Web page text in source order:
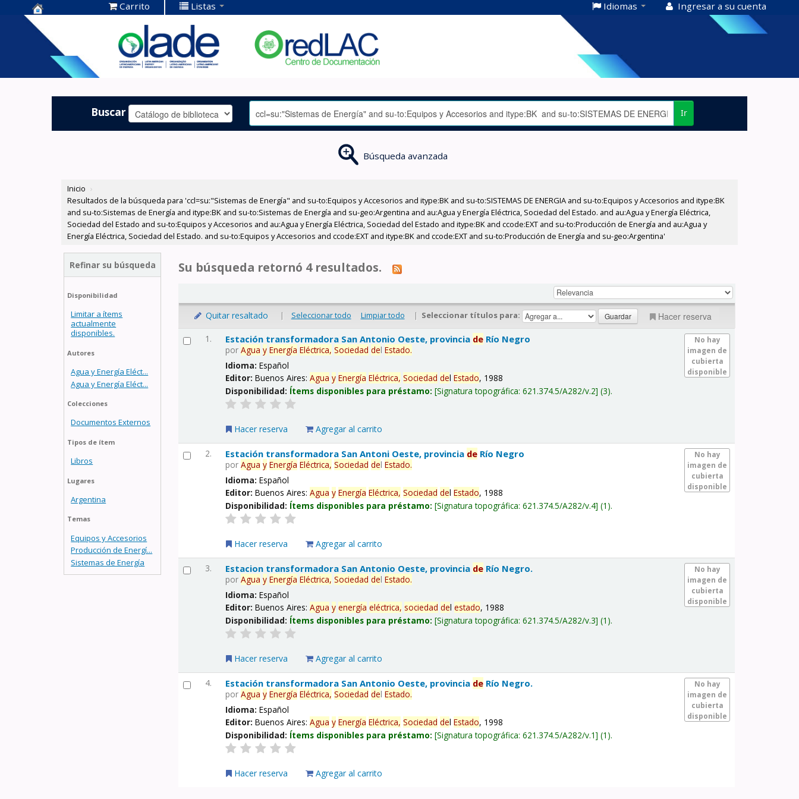
Centro de
Documentación
OLADE -
Carrito Listas Idiomas Ingresar a su cuenta
Buscar Ir
Búsqueda avanzada
Inicio ›
Resultados de la búsqueda para 'ccl=su:"Sistemas de Energía" and su-to:Equipos y Accesorios and itype:BK and su-to:SISTEMAS DE ENERGIA and su-to:Equipos y Accesorios and itype:BK
and su-to:Sistemas de Energía and itype:BK and su-to:Sistemas de Energía and su-geo:Argentina and au:Agua y Energía Eléctrica, Sociedad del Estado. and au:Agua y Energía Eléctrica,
Sociedad del Estado and su-to:Equipos y Accesorios and au:Agua y Energía Eléctrica, Sociedad del Estado and itype:BK and ccode:EXT and su-to:Producción de Energía and au:Agua y
Energía Eléctrica, Sociedad del Estado. and su-to:Equipos y Accesorios and ccode:EXT and itype:BK and ccode:EXT and su-to:Producción de Energía and su-geo:Argentina'
Refinar su búsqueda
Disponibilidad
Limitar a ítems
actualmente
disponibles.
Autores
Agua y Energía Eléct...
Agua y Energía Eléct...
Colecciones
Documentos Externos
Tipos de ítem
Libros
Lugares
Argentina
Temas
Equipos y Accesorios
Producción de Energí...
Sistemas de Energía
Su búsqueda retornó 4 resultados.
Quitar resaltado | Seleccionar todo Limpiar todo | Seleccionar títulos para: Hacer reserva
1.
No hay
imagen de
cubierta
disponible
Estación transformadora San Antonio Oeste, provincia de Río Negro
porAgua y Energía Eléctrica, Sociedad delEstado.
Idioma:Español
Editor:Buenos Aires:Agua y Energía Eléctrica, Sociedad delEstado, 1988
Disponibilidad: Ítems disponibles para préstamo: Signatura topográfica:621.374.5/A282/v.2 (3).
Hacer reserva Agregar al carrito
2.
No hay
imagen de
cubierta
disponible
Estación transformadora San Antoni Oeste, provincia de Río Negro
porAgua y Energía Eléctrica, Sociedad delEstado.
Idioma:Español
Editor:Buenos Aires:Agua y Energía Eléctrica, Sociedad delEstado, 1988
Disponibilidad: Ítems disponibles para préstamo: Signatura topográfica:621.374.5/A282/v.4 (1).
Hacer reserva Agregar al carrito
3.
No hay
imagen de
cubierta
disponible
Estacion transformadora San Antonio Oeste, provincia de Río Negro.
porAgua y Energía Eléctrica, Sociedad delEstado.
Idioma:Español
Editor:Buenos Aires:Agua y energía eléctrica, sociedad delestado, 1988
Disponibilidad: Ítems disponibles para préstamo: Signatura topográfica:621.374.5/A282/v.3 (1).
Hacer reserva Agregar al carrito
4.
No hay
imagen de
cubierta
disponible
Estación transformadora San Antonio Oeste, provincia de Río Negro.
porAgua y Energía Eléctrica, Sociedad delEstado.
Idioma:Español
Editor:Buenos Aires:Agua y Energía Eléctrica, Sociedad delEstado, 1998
Disponibilidad: Ítems disponibles para préstamo: Signatura topográfica:621.374.5/A282/v.1 (1).
Hacer reserva Agregar al carrito